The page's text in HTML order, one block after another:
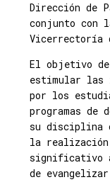
Dirección de
conjunto con
Vicerrectoría
El objetivo
estimular las
por los
programas de
su disciplina
la realización
significativo
de